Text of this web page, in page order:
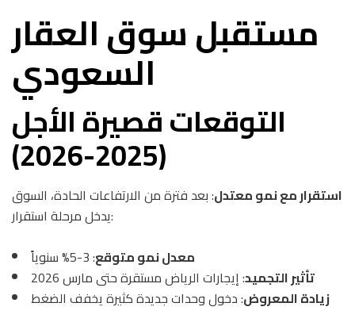
مستقبل سوق العقار
السعودي
التوقعات قصيرة الأجل
(2025-2026)
استقرار مع نمو معتدل: بعد فترة من الارتفاعات الحادة، السوق
يدخل مرحلة استقرار:
معدل نمو متوقع: 3-5% سنوياً
تأثير التجميد: إيجارات الرياض مستقرة حتى مارس 2026
زيادة المعروض: دخول وحدات جديدة كثيرة يخفف الضغط